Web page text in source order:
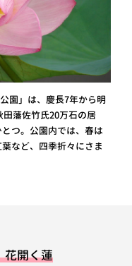
園」は、慶長7年から明
藩佐竹氏20万石の居
つ。公園内では、春は
など、四季折々にさま
花開く蓮